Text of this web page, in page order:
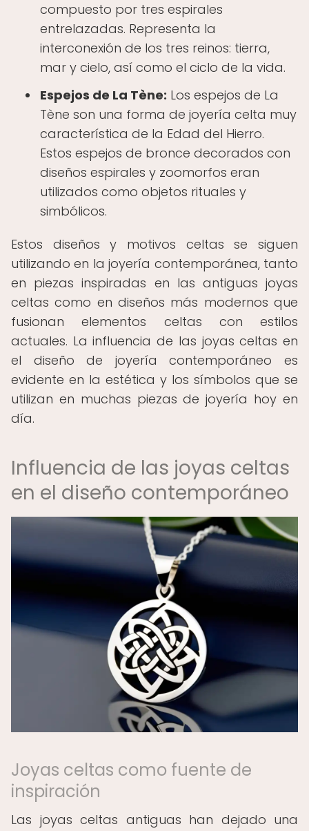
compuesto por tres espirales
entrelazadas. Representa la
interconexión de los tres reinos: tierra,
mar y cielo, así como el ciclo de la vida.
Espejos de La Tène: Los espejos de La
Tène son una forma de joyería celta muy
característica de la Edad del Hierro.
Estos espejos de bronce decorados con
diseños espirales y zoomorfos eran
utilizados como objetos rituales y
simbólicos.
Estos diseños y motivos celtas se siguen
utilizando en la joyería contemporánea, tanto
en piezas inspiradas en las antiguas joyas
celtas como en diseños más modernos que
fusionan elementos celtas con estilos
actuales. La influencia de las joyas celtas en
el diseño de joyería contemporáneo es
evidente en la estética y los símbolos que se
utilizan en muchas piezas de joyería hoy en
día.
Influencia de las joyas celtas
en el diseño contemporáneo
Joyas celtas como fuente de
inspiración
Las joyas celtas antiguas han dejado una